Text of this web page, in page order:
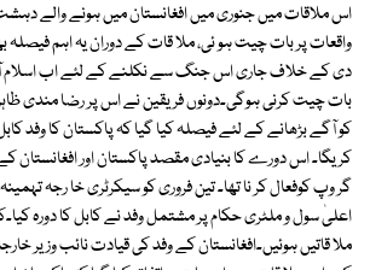
اس ملاقات میں جنوری میں افغانستان میں ہونے والے
واقعات پر بات چیت ہو ئی، ملا قات کے دوران یہ اہم
دی کے خلاف جاری اس جنگ سے نکلنے کے لئے اب اسلام
بات چیت کرنی ہوگی۔دونوں فریقین نے اس پر رضا مندی
کو آگے بڑھانے کے لئے فیصلہ کیا گیا کہ پاکستان کا وفد
کریگا۔ اس دورے کا بنیادی مقصد پاکستان اور افغانستان
گر وپ کوفعال کر نا تھا۔ تین فروری کو سیکرٹری خا رجہ
اعلیٰ سول و ملٹری حکام پر مشتمل وفد نے کابل کا دورہ
ملا قاتیں ہوئیں۔افغانستان کے وفد کی قیادت نائب وزیر